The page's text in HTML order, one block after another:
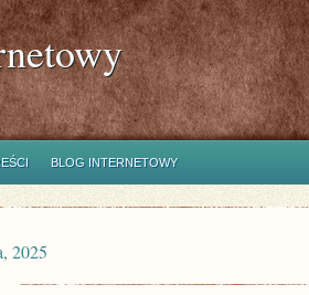
BLOG INTERNETOWY
2025